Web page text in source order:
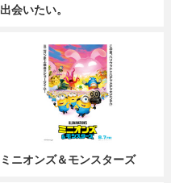
出会いたい。
ミニオンズ＆モンスターズ